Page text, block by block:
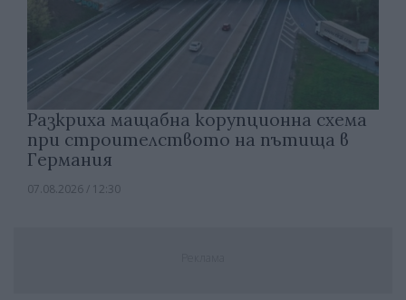
Разкриха мащабна корупционна схема
при строителството на пътища в
Германия
07.08.2026 / 12:30